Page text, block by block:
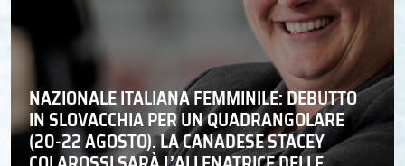
NAZIONALE ITALIANA FEMMINILE: DEBUTTO
IN SLOVACCHIA PER UN QUADRANGOLARE
(20-22 AGOSTO). LA CANADESE STACEY